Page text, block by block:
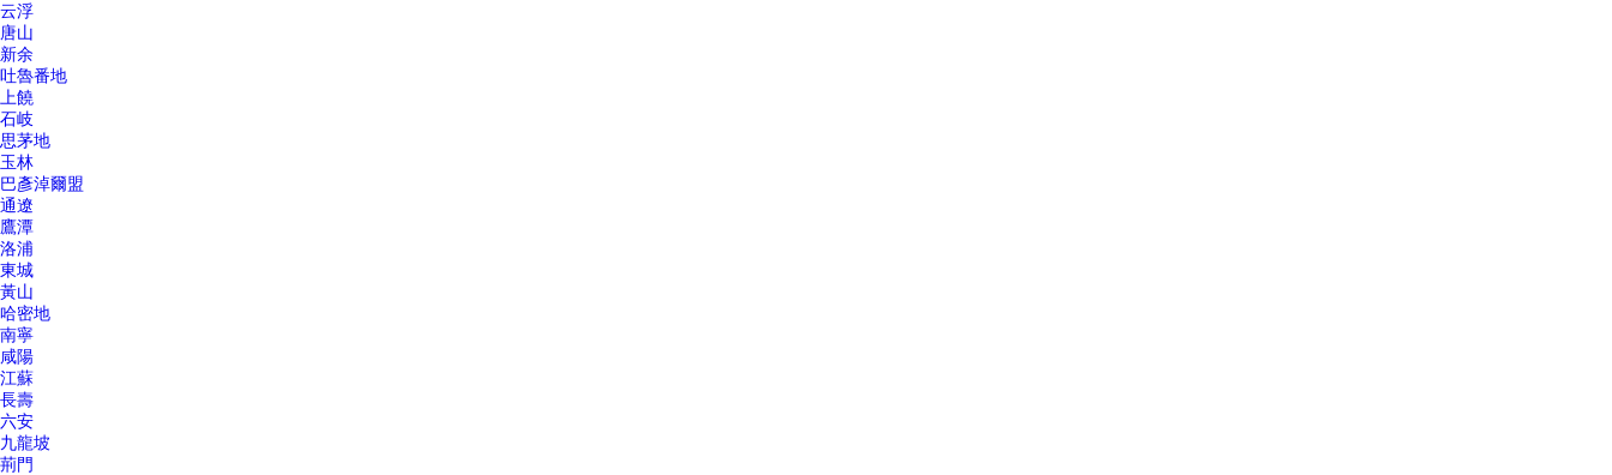
云浮
唐山
新余
吐魯番地
上饒
石岐
思茅地
玉林
巴彥淖爾盟
通遼
鷹潭
洛浦
東城
黃山
哈密地
南寧
咸陽
江蘇
長壽
六安
九龍坡
荊門